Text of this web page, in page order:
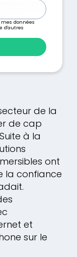
données
d'autres
de la
de cap
à la
ont
la confiance
et
sur le